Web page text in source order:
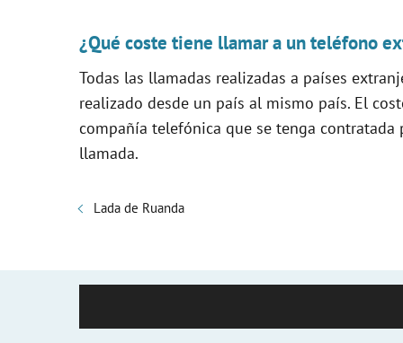
¿Qué coste tiene llamar a un teléfono
Todas las llamadas realizadas a países
realizado desde un país al mismo país. El
compañía telefónica que se tenga
llamada.
Lada de Ruanda